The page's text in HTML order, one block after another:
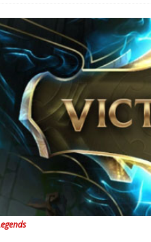
ACTU DES JEUX VIDÉO
[ 03/10/2020 ] Spiritfarer : vivre